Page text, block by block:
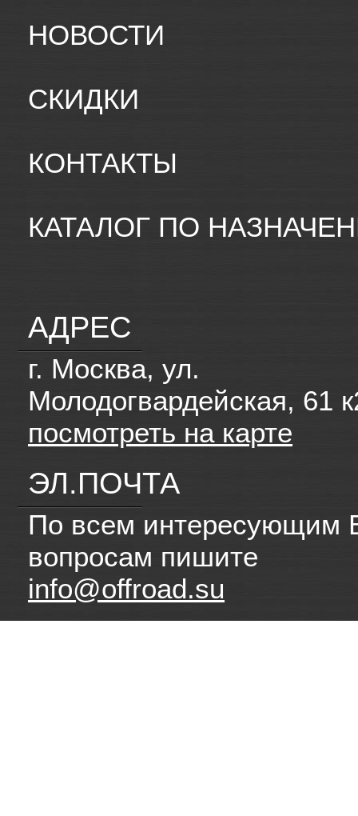
НОВОСТИ
СКИДКИ
КОНТАКТЫ
КАТАЛОГ ПО
АДРЕС
г. Москва, ул.
Молодогвардейская, 61
посмотреть на карте
ЭЛ.ПОЧТА
По всем интересующим
вопросам пишите
info@offroad.su